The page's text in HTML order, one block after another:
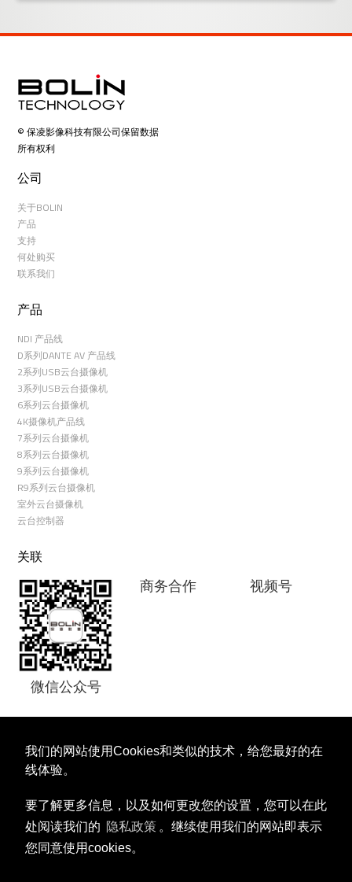
我们的网站使用Cookies和类似的技术，给您最好的在
线体验。
要了解更多信息，以及如何更改您的设置，您可以在此
处阅读我们的 隐私政策 。继续使用我们的网站即表示
您同意使用cookies。
© 保凌影像科技有限公司保留数据
所有权利
公司
关于BOLIN
产品
支持
何处购买
联系我们
产品
NDI 产品线
D系列DANTE AV 产品线
2系列USB云台摄像机
3系列USB云台摄像机
6系列云台摄像机
4K摄像机产品线
7系列云台摄像机
8系列云台摄像机
9系列云台摄像机
R9系列云台摄像机
室外云台摄像机
云台控制器
关联
微信公众号